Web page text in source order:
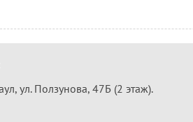
ул. Ползунова, 47Б (2 этаж).